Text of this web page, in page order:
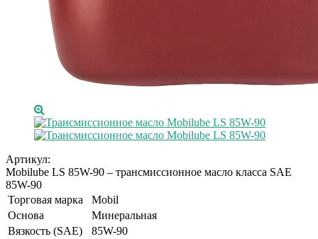
Артикул:
Mobilube LS 85W-90 – трансмиссионное масло класса SAE
85W-90
Торговая марка
Mobil
Основа
Минеральная
Вязкость (SAE)
85W-90